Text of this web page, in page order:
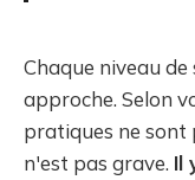
Chaque niveau
approche. Selon
pratiques ne sont
n'est pas grave. Il